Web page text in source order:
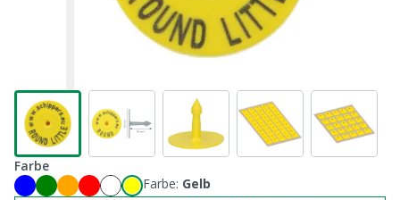
Farbe
Farbe: Gelb